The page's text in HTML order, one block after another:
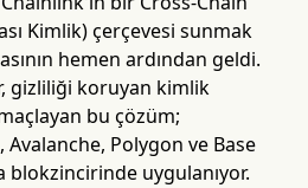
Kimlik) çerçevesi sunmak
hemen ardından geldi.
gizliliği koruyan kimlik
bu çözüm;
Polygon ve Base
blokzincirinde uygulanıyor.